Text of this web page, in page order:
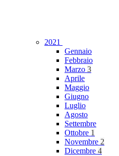
2021
Gennaio
Febbraio
Marzo 3
Aprile
Maggio
Giugno
Luglio
Agosto
Settembre
Ottobre 1
Novembre 2
Dicembre 4